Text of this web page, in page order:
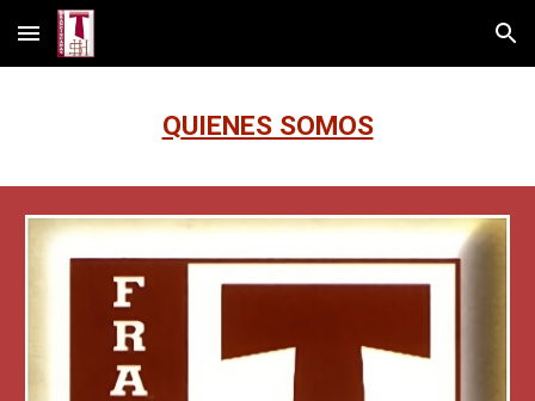
Skip to main content Skip to navigation
QUIENES SOMOS